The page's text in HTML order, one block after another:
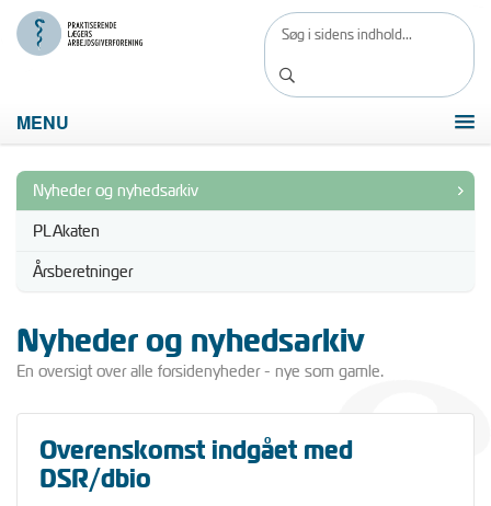
MENU
Nyheder og nyhedsarkiv
PLAkaten
Årsberetninger
Nyheder og nyhedsarkiv
En oversigt over alle forsidenyheder - nye som gamle.
Overenskomst indgået med
DSR/dbio